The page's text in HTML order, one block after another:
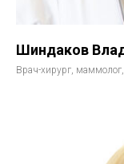
Шиндаков
Врач-хирург, маммолог,